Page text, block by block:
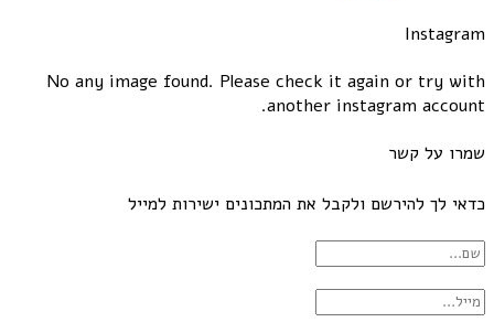
Instagram
No any image found. Please check it again or try with
another instagram account.
שמרו על קשר
כדאי לך להירשם ולקבל את המתכונים ישירות למייל